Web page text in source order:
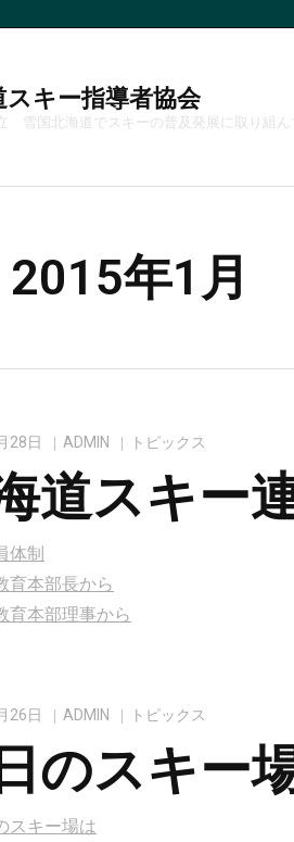
スキー指導者協会
雪国北海道でスキーの普及発展に取り組ん
2015年1月
28日 ADMIN トピックス
道スキー
体制
育本部長から
育本部理事から
26日 ADMIN トピックス
のスキー
スキー場は